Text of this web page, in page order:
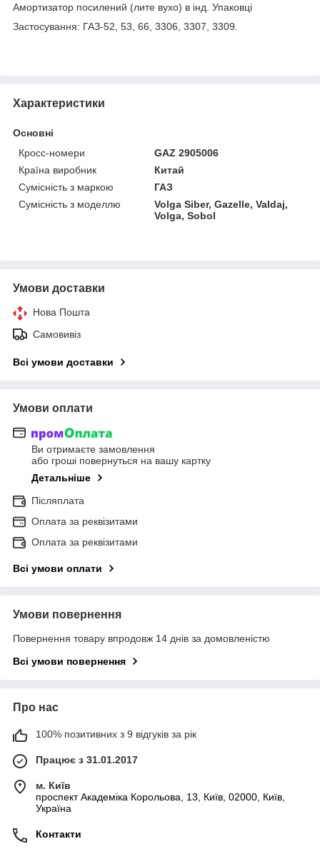
Амортизатор посилений (лите вухо) в інд. Упаковці
Застосування: ГАЗ-52, 53, 66, 3306, 3307, 3309.
Характеристики
Основні
Кросс-номери
GAZ 2905006
Країна виробник
Китай
Сумісність з маркою
ГАЗ
Сумісність з моделлю
Volga Siber, Gazelle, Valdaj,
Volga, Sobol
Умови доставки
Нова Пошта
Самовивіз
Всі умови доставки
Умови оплати
Ви отримаєте замовлення
або гроші повернуться на вашу картку
Детальніше
Післяплата
Оплата за реквізитами
Оплата за реквізитами
Всі умови оплати
Умови повернення
Повернення товару впродовж 14 днів за домовленістю
Всі умови повернення
Про нас
100% позитивних з 9 відгуків за рік
Працює з 31.01.2017
м. Київ
проспект Академіка Корольова, 13, Київ, 02000, Київ,
Україна
Контакти